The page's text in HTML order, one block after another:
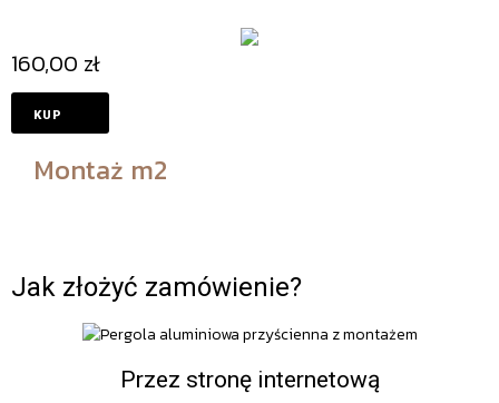
Montaż m2
160,00 zł
Jak złożyć zamówienie?
Przez stronę internetową